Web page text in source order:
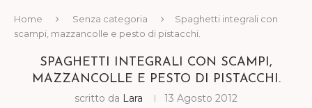
Home Senza categoria
Spaghetti integrali con
scampi, mazzancolle e pesto di pistacchi.
SPAGHETTI INTEGRALI CON SCAMPI,
MAZZANCOLLE E PESTO DI PISTACCHI.
scritto da Lara 13 Agosto 2012